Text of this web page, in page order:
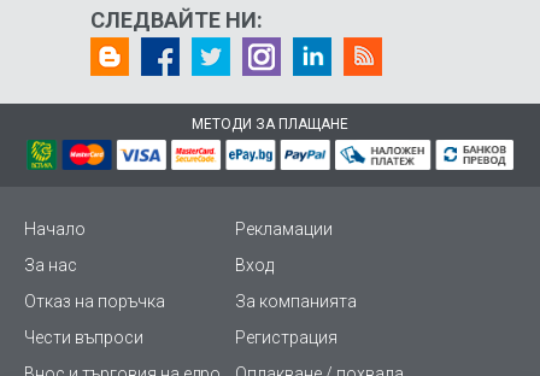
СЛЕДВАЙТЕ НИ:
МЕТОДИ ЗА ПЛАЩАНЕ
Начало
Рекламации
За нас
Вход
Отказ на поръчка
За компанията
Чести въпроси
Регистрация